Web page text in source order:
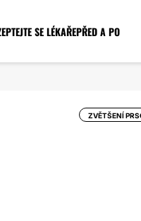
SE LÉKAŘEPŘED A PO
ZVĚTŠENÍ